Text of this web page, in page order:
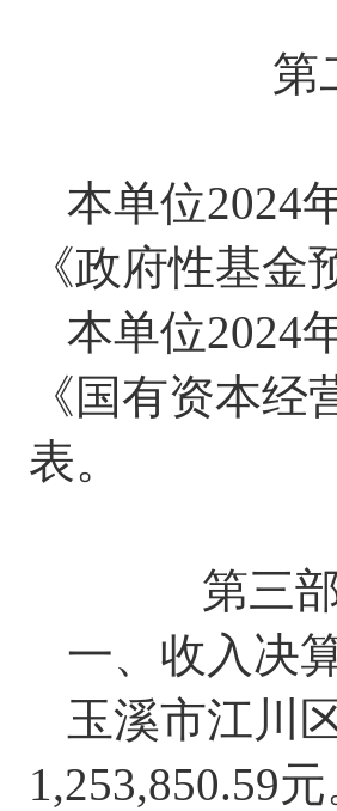
第
本单位2024
《政府性基
本单位2024
《国有资本
表。
第三
一、收入决
玉溪市江川
1,253,850.59